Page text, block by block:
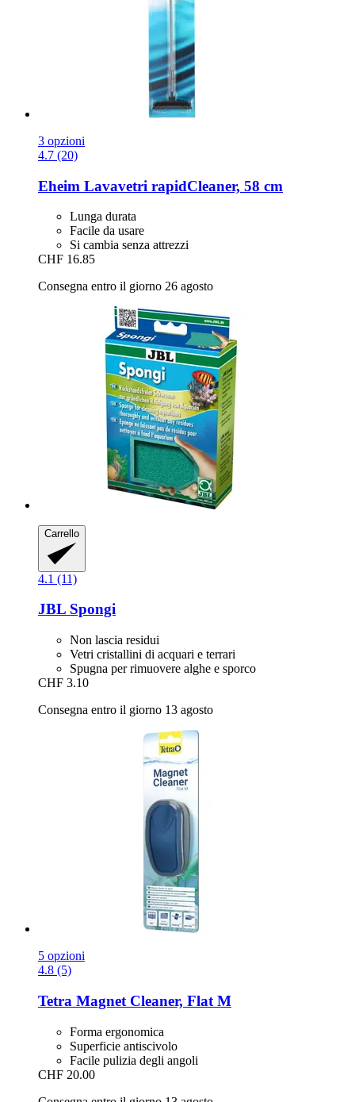
3 opzioni
4.7 (20)
Eheim Lavavetri rapidCleaner, 58 cm
Lunga durata
Facile da usare
Si cambia senza attrezzi
CHF 16.85
Consegna entro il giorno 26 agosto
Carrello
4.1 (11)
JBL Spongi
Non lascia residui
Vetri cristallini di acquari e terrari
Spugna per rimuovere alghe e sporco
CHF 3.10
Consegna entro il giorno 13 agosto
5 opzioni
4.8 (5)
Tetra Magnet Cleaner, Flat M
Forma ergonomica
Superficie antiscivolo
Facile pulizia degli angoli
CHF 20.00